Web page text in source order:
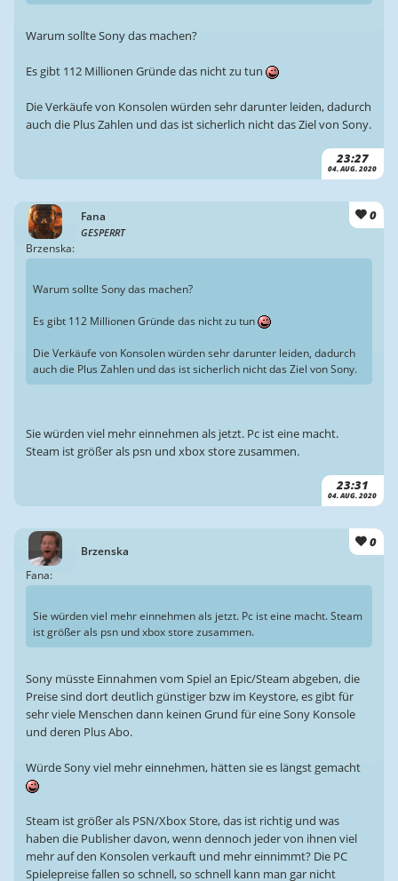
23:27
04. AUG. 2020
Warum sollte Sony das machen?
Es gibt 112 Millionen Gründe das nicht zu tun
Die Verkäufe von Konsolen würden sehr darunter leiden, dadurch
auch die Plus Zahlen und das ist sicherlich nicht das Ziel von Sony.
Fana
GESPERRT
0
23:31
04. AUG. 2020
Brzenska:
Warum sollte Sony das machen?
Es gibt 112 Millionen Gründe das nicht zu tun
Die Verkäufe von Konsolen würden sehr darunter leiden, dadurch
auch die Plus Zahlen und das ist sicherlich nicht das Ziel von Sony.
Sie würden viel mehr einnehmen als jetzt. Pc ist eine macht.
Steam ist größer als psn und xbox store zusammen.
Brzenska
0
Fana:
Sie würden viel mehr einnehmen als jetzt. Pc ist eine macht. Steam
ist größer als psn und xbox store zusammen.
Sony müsste Einnahmen vom Spiel an Epic/Steam abgeben, die
Preise sind dort deutlich günstiger bzw im Keystore, es gibt für
sehr viele Menschen dann keinen Grund für eine Sony Konsole
und deren Plus Abo.
Würde Sony viel mehr einnehmen, hätten sie es längst gemacht
Steam ist größer als PSN/Xbox Store, das ist richtig und was
haben die Publisher davon, wenn dennoch jeder von ihnen viel
mehr auf den Konsolen verkauft und mehr einnimmt? Die PC
Spielepreise fallen so schnell, so schnell kann man gar nicht